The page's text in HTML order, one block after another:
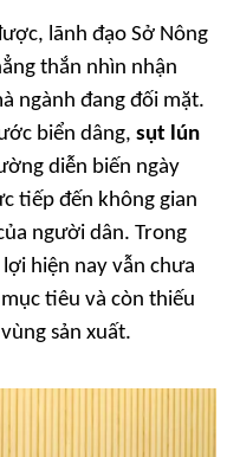
lãnh đạo Sở Nông
thắn nhìn nhận
ngành đang đối mặt.
biển dâng, sụt lún
diễn biến ngày
tiếp đến không gian
người dân. Trong
hiện nay vẫn chưa
tiêu và còn thiếu
sản xuất.